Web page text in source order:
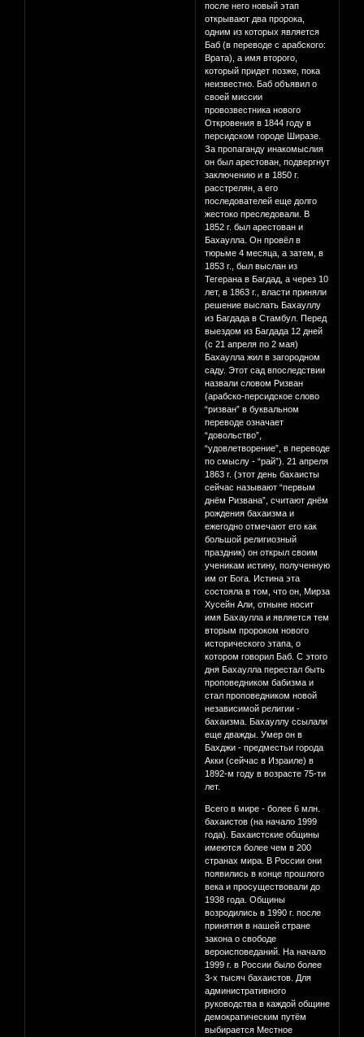
после него новый этап
открывают два пророка,
одним из которых является
Баб (в переводе с арабского:
Врата), а имя второго,
который придет позже, пока
неизвестно. Баб объявил о
своей миссии
провозвестника нового
Откровения в 1844 году в
персидском городе Ширазе.
За пропаганду инакомыслия
он был арестован, подвергнут
заключению и в 1850 г.
расстрелян, а его
последователей еще долго
жестоко преследовали. В
1852 г. был арестован и
Бахаулла. Он провёл в
тюрьме 4 месяца, а затем, в
1853 г., был выслан из
Тегерана в Багдад, а через 10
лет, в 1863 г., власти приняли
решение выслать Бахауллу
из Багдада в Стамбул. Перед
выездом из Багдада 12 дней
(с 21 апреля по 2 мая)
Бахаулла жил в загородном
саду. Этот сад впоследствии
назвали словом Ризван
(арабско-персидское слово
“ризван” в буквальном
переводе означает
“довольство”,
“удовлетворение”, в переводе
по смыслу - “рай”). 21 апреля
1863 г. (этот день бахаисты
сейчас называют “первым
днём Ризвана”, считают днём
рождения бахаизма и
ежегодно отмечают его как
большой религиозный
праздник) он открыл своим
ученикам истину, полученную
им от Бога. Истина эта
состояла в том, что он, Мирза
Хусейн Али, отныне носит
имя Бахаулла и является тем
вторым пророком нового
исторического этапа, о
котором говорил Баб. С этого
дня Бахаулла перестал быть
проповедником бабизма и
стал проповедником новой
независимой религии -
бахаизма. Бахауллу ссылали
еще дважды. Умер он в
Бахджи - предместьи города
Акки (сейчас в Израиле) в
1892-м году в возрасте 75-ти
лет.
Всего в мире - более 6 млн.
бахаистов (на начало 1999
года). Бахаистские общины
имеются более чем в 200
странах мира. В России они
появились в конце прошлого
века и просуществовали до
1938 года. Общины
возродились в 1990 г. после
принятия в нашей стране
закона о свободе
вероисповеданий. На начало
1999 г. в России было более
3-х тысяч бахаистов. Для
административного
руководства в каждой общине
демократическим путём
выбирается Местное